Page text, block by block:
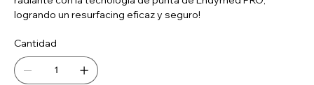
logrando un resurfacing eficaz y seguro!
Cantidad